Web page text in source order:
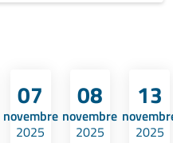
07
novembre
2025
08
novembre
2025
13
2025